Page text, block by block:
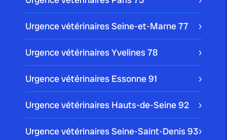
Urgence vétérinaires Seine-et-Marne77
Urgence vétérinaires Yvelines78
Urgence vétérinaires Essonne91
Urgence vétérinaires Hauts-de-Seine92
Urgence vétérinaires Seine-Saint-Denis93